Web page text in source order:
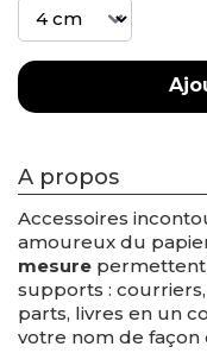
A propos
Accessoires
amoureux du
mesure permettent
supports : courriers,
parts, livres en un
votre nom de façon